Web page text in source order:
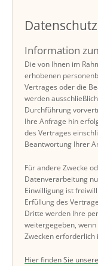
Datenschutz
Information
Die von Ihnen im
erhobenen
Vertrages oder die
werden
Durchführung
Ihre Anfrage hin
des Vertrages
Beantwortung Ihrer
Für andere Zwecke
Datenverarbeitung
Einwilligung ist
Erfüllung des
Dritte werden Ihre
weitergegeben,
Zwecken erforderlich
Hier finden Sie